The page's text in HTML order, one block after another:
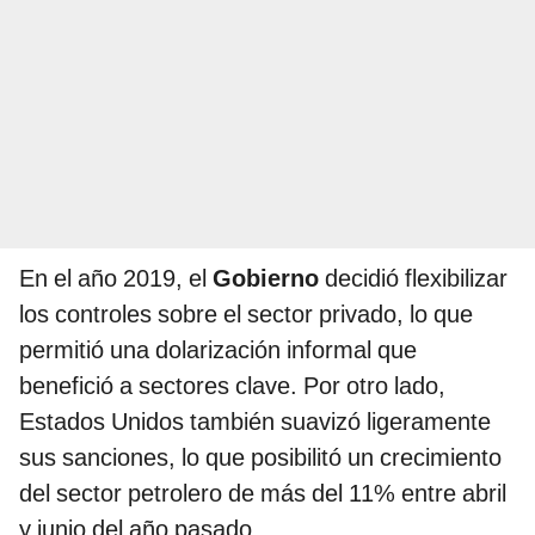
En el año 2019, el Gobierno decidió flexibilizar
los controles sobre el sector privado, lo que
permitió una dolarización informal que
benefició a sectores clave. Por otro lado,
Estados Unidos también suavizó ligeramente
sus sanciones, lo que posibilitó un crecimiento
del sector petrolero de más del 11% entre abril
y junio del año pasado.